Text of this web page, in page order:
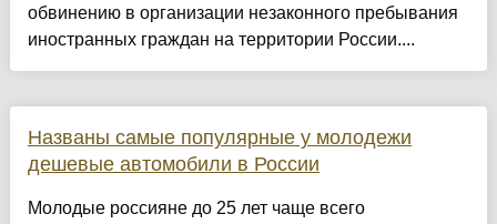
обвинению в организации незаконного пребывания
иностранных граждан на территории России....
Названы самые популярные у молодежи
дешевые автомобили в России
Молодые россияне до 25 лет чаще всего